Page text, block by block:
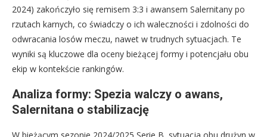
2024) zakończyło się remisem 3:3 i awansem Salernitany po
rzutach karnych, co świadczy o ich waleczności i zdolności do
odwracania losów meczu, nawet w trudnych sytuacjach. Te
wyniki są kluczowe dla oceny bieżącej formy i potencjału obu
ekip w kontekście rankingów.
Analiza formy: Spezia walczy o awans,
Salernitana o stabilizację